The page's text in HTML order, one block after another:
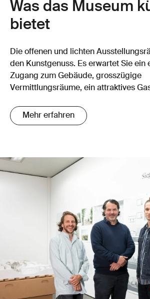
Was das Museum
bietet
Die offenen und lichten
den Kunstgenuss. Es erwartet Sie ein
Zugang zum Gebäude, grosszügige
Vermittlungsräume, ein attraktives
Mehr erfahren